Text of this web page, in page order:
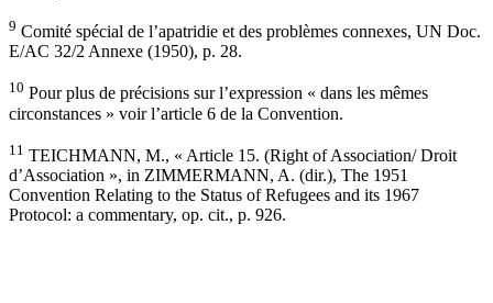
9 Comité spécial de l’apatridie et des problèmes connexes, UN Doc.
E/AC 32/2 Annexe (1950), p. 28.
10 Pour plus de précisions sur l’expression « dans les mêmes
circonstances » voir l’article 6 de la Convention.
11 TEICHMANN, M., « Article 15. (Right of Association/ Droit
d’Association », in ZIMMERMANN, A. (dir.), The 1951
Convention Relating to the Status of Refugees and its 1967
Protocol: a commentary, op. cit., p. 926.